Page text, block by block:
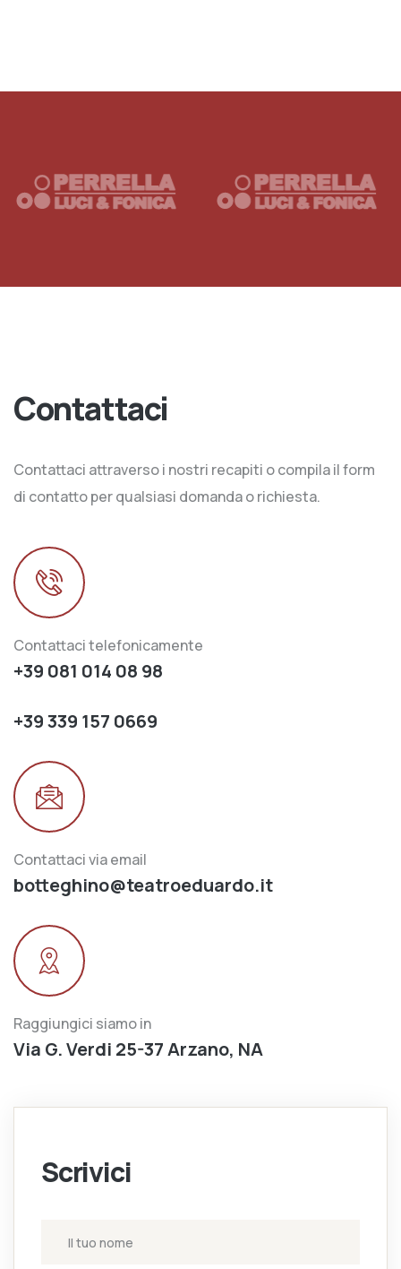
Contattaci
Contattaci attraverso i nostri recapiti o compila il form
di contatto per qualsiasi domanda o richiesta.
Contattaci telefonicamente
+39 081 014 08 98
+39 339 157 0669
Contattaci via email
botteghino@teatroeduardo.it
Raggiungici siamo in
Via G. Verdi 25-37 Arzano, NA
Scrivici